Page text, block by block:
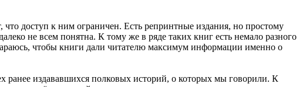
доступ к ним ограничен. Есть репринтные издания, но простому
не всем понятна. К тому же в ряде таких книг есть немало разного
чтобы книги дали читателю максимум информации именно о
ранее издававшихся полковых историй, о которых мы говорили. К